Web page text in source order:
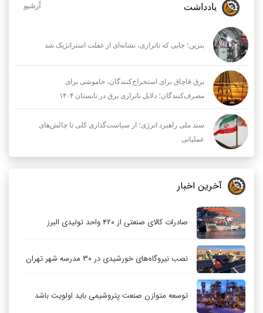
دیدگاهی می‌نویسم.
یادداشت
مصرف‌کنندگان؛ دلایل ناترازی برق در تابستان ۱۴۰۴
سند ملی راهبرد انرژی؛ از سیاست‌گذاری کلی تا چالش‌های
عملیاتی
آخرین اخبار